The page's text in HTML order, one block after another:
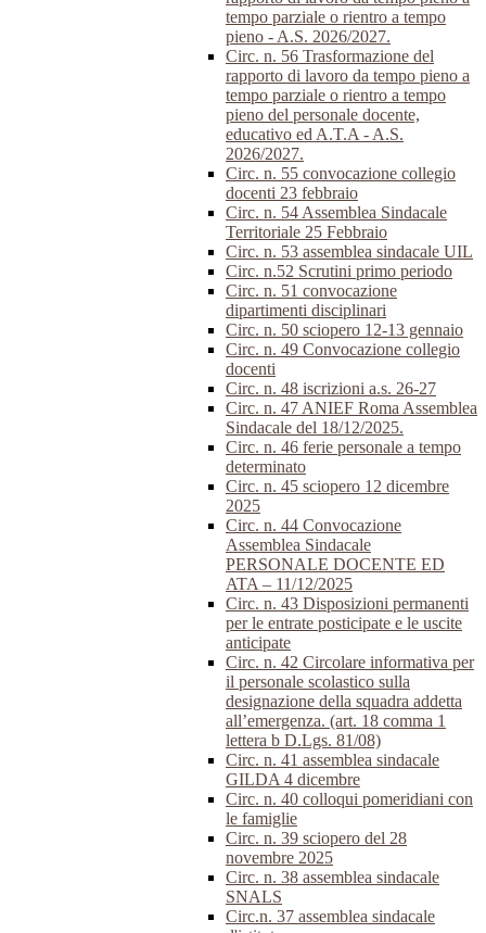
tempo parziale o rientro a tempo
pieno - A.S. 2026/2027.
Circ. n. 56 Trasformazione del
rapporto di lavoro da tempo pieno a
tempo parziale o rientro a tempo
pieno del personale docente,
educativo ed A.T.A - A.S.
2026/2027.
Circ. n. 55 convocazione collegio
docenti 23 febbraio
Circ. n. 54 Assemblea Sindacale
Territoriale 25 Febbraio
Circ. n. 53 assemblea sindacale UIL
Circ. n.52 Scrutini primo periodo
Circ. n. 51 convocazione
dipartimenti disciplinari
Circ. n. 50 sciopero 12-13 gennaio
Circ. n. 49 Convocazione collegio
docenti
Circ. n. 48 iscrizioni a.s. 26-27
Circ. n. 47 ANIEF Roma Assemblea
Sindacale del 18/12/2025.
Circ. n. 46 ferie personale a tempo
determinato
Circ. n. 45 sciopero 12 dicembre
2025
Circ. n. 44 Convocazione
Assemblea Sindacale
PERSONALE DOCENTE ED
ATA – 11/12/2025
Circ. n. 43 Disposizioni permanenti
per le entrate posticipate e le uscite
anticipate
Circ. n. 42 Circolare informativa per
il personale scolastico sulla
designazione della squadra addetta
all’emergenza. (art. 18 comma 1
lettera b D.Lgs. 81/08)
Circ. n. 41 assemblea sindacale
GILDA 4 dicembre
Circ. n. 40 colloqui pomeridiani con
le famiglie
Circ. n. 39 sciopero del 28
novembre 2025
Circ. n. 38 assemblea sindacale
SNALS
Circ.n. 37 assemblea sindacale